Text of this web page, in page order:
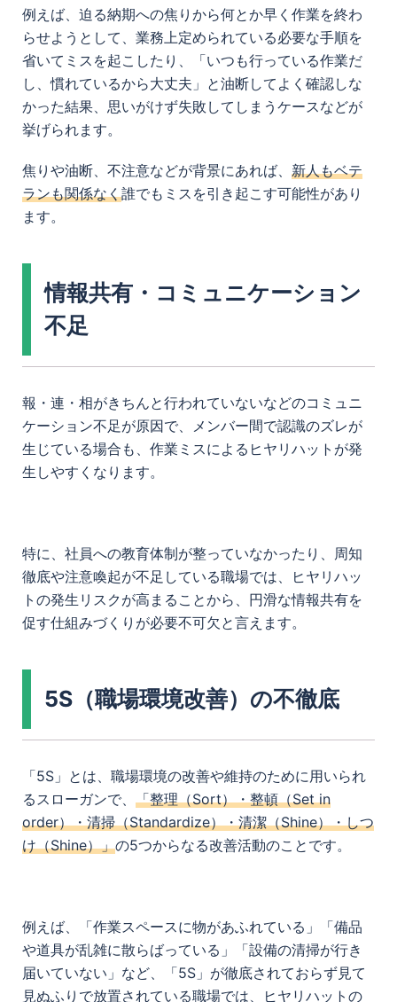
例えば、迫る納期への焦りから何とか早く作業を終わ
らせようとして、業務上定められている必要な手順を
省いてミスを起こしたり、「いつも行っている作業だ
し、慣れているから大丈夫」と油断してよく確認しな
かった結果、思いがけず失敗してしまうケースなどが
挙げられます。
焦りや油断、不注意などが背景にあれば、 新人もベテ
ランも関係なく誰でもミスを引き起こす可能性があり
ます。
情報共有・コミュニケーション
不足
報・連・相がきちんと行われていないなどのコミュニ
ケーション不足が原因で、メンバー間で認識のズレが
生じている場合も、作業ミスによるヒヤリハットが発
生しやすくなります。
特に、社員への教育体制が整っていなかったり、周知
徹底や注意喚起が不足している職場では、ヒヤリハッ
トの発生リスクが高まることから、円滑な情報共有を
促す仕組みづくりが必要不可欠と言えます。
5S（職場環境改善）の不徹底
「5S」とは、職場環境の改善や維持のために用いられ
るスローガンで、 「整理（Sort）・整頓（Set in
order）・清掃（Standardize）・清潔（Shine）・しつ
け（Shine）」の5つからなる改善活動のことです。
例えば、「作業スペースに物があふれている」「備品
や道具が乱雑に散らばっている」「設備の清掃が行き
届いていない」など、「5S」が徹底されておらず見て
見ぬふりで放置されている職場では、ヒヤリハットの